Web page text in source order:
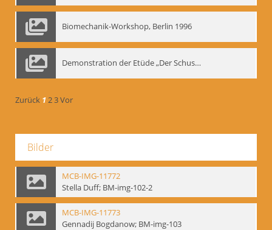
Biomechanik-Workshop, Berlin 1996
Demonstration der Etüde „Der Schuss mit dem Bogen“ durch Gennadij Nikolajewitsch Bogdanow, Berlin 1991
Zurück 123Vor
Bilder
MCB-IMG-11772
Stella Duff; BM-img-102-2
MCB-IMG-11773
Gennadij Bogdanow; BM-img-103